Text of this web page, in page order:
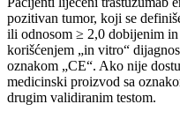
pozitivan tumor, koji se
ili odnosom ≥ 2,0 dobijenim
korišćenjem „in vitro“
oznakom „CE“. Ako nije
medicinski proizvod sa
drugim validiranim testom.